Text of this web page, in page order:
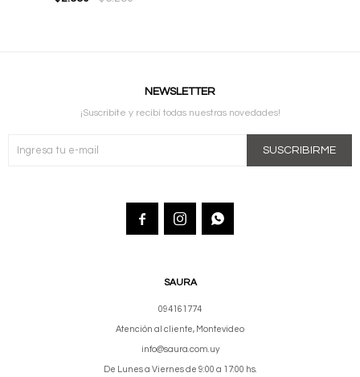
SAURA
094161774
Atención al cliente, Montevideo
info@saura.com.uy
De Lunes a Viernes de 9:00 a 17:00 hs.
NEWSLETTER
¡Suscribite y recibí todas nuestras novedades!
SUSCRIBIRME
  